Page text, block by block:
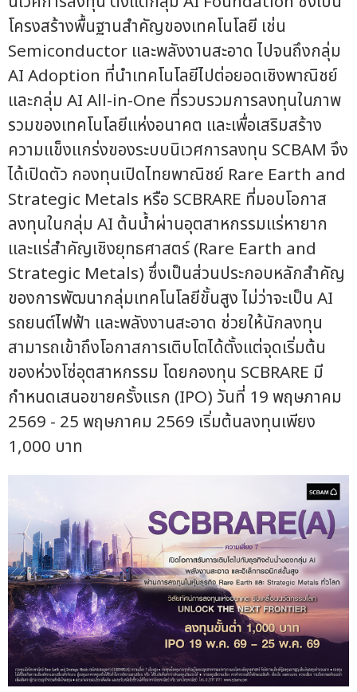
โครงสร้างพื้นฐานสำคัญของเทคโนโลยี เช่น
Semiconductor และพลังงานสะอาด ไปจนถึงกลุ่ม
AI Adoption ที่นำเทคโนโลยีไปต่อยอดเชิงพาณิชย์
และกลุ่ม AI All-in-One ที่รวบรวมการลงทุนในภาพ
รวมของเทคโนโลยีแห่งอนาคต และเพื่อเสริมสร้าง
ความแข็งแกร่งของระบบนิเวศการลงทุน SCBAM จึง
ได้เปิดตัว กองทุนเปิดไทยพาณิชย์ Rare Earth and
Strategic Metals หรือ SCBRARE ที่มอบโอกาส
ลงทุนในกลุ่ม AI ต้นน้ำผ่านอุตสาหกรรมแร่หายาก
และแร่สำคัญเชิงยุทธศาสตร์ (Rare Earth and
Strategic Metals) ซึ่งเป็นส่วนประกอบหลักสำคัญ
ของการพัฒนากลุ่มเทคโนโลยีขั้นสูง ไม่ว่าจะเป็น AI
รถยนต์ไฟฟ้า และพลังงานสะอาด ช่วยให้นักลงทุน
สามารถเข้าถึงโอกาสการเติบโตได้ตั้งแต่จุดเริ่มต้น
ของห่วงโซ่อุตสาหกรรม โดยกองทุน SCBRARE มี
กำหนดเสนอขายครั้งแรก (IPO) วันที่ 19 พฤษภาคม
2569 - 25 พฤษภาคม 2569 เริ่มต้นลงทุนเพียง
1,000 บาท